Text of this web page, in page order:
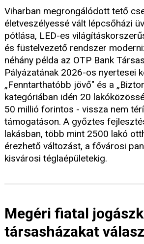
Viharban megrongálódott tető
életveszélyessé vált lépcsőházi
pótlása, LED-es
és füstelvezető rendszer
néhány példa az OTP Bank
Pályázatának 2026-os nyertesei
„Fenntarthatóbb jövő" és a
kategóriában idén 20
50 millió forintos - vissza nem
támogatáson. A győztes
lakásban, több mint 2500 lakó
érezhető változást, a fővárosi
kisvárosi téglaépületekig.
Megéri fiatal
társasházakat